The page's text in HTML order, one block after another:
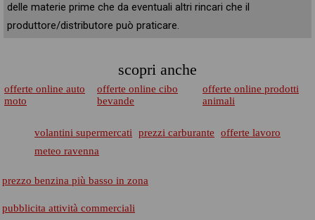
delle materie prime che da eventuali altri rincari che il
produttore/distributore può praticare.
scopri anche
offerte online auto
moto
offerte online cibo
bevande
offerte online prodotti
animali
volantini supermercati prezzi carburante
offerte lavoro
meteo ravenna
prezzo benzina più basso in zona
pubblicita attività commerciali